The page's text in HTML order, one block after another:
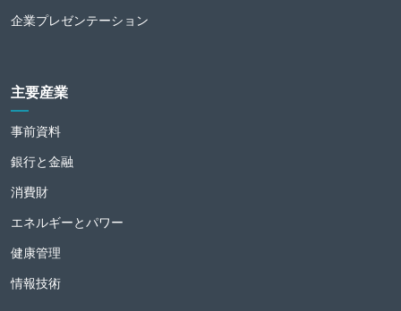
企業プレゼンテーション
主要産業
事前資料
銀行と金融
消費財
エネルギーとパワー
健康管理
情報技術